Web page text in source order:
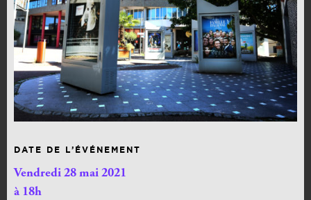
DATE DE L’ÉVÉNEMENT
Vendredi 28 mai 2021
à 18h